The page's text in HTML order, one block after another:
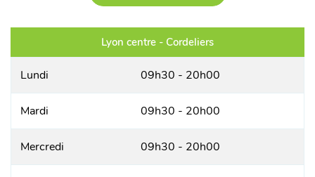
Lyon centre - Cordeliers
Lundi 09h30 - 20h00
Mardi 09h30 - 20h00
Mercredi 09h30 - 20h00